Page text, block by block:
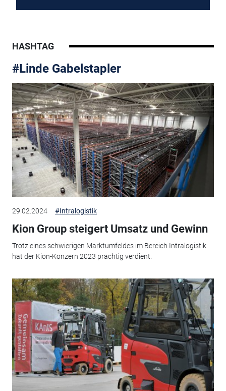
HASHTAG
#Linde Gabelstapler
29.02.2024 #Intralogistik
Kion Group steigert Umsatz und Gewinn
Trotz eines schwierigen Marktumfeldes im Bereich Intralogistik
hat der Kion-Konzern 2023 prächtig verdient.